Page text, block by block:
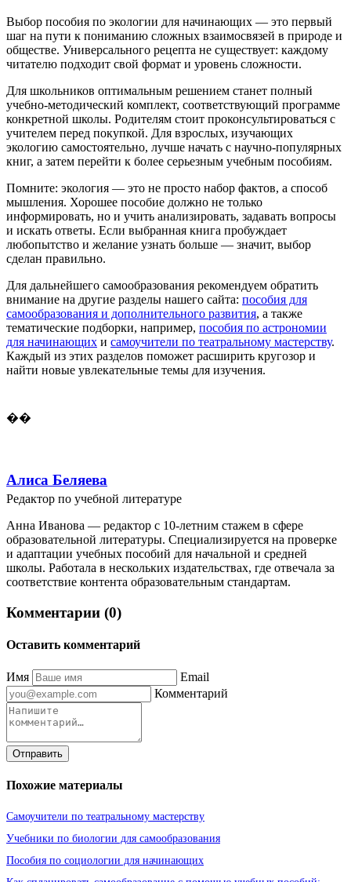
Выбор пособия по экологии для начинающих — это первый
шаг на пути к пониманию сложных взаимосвязей в природе и
обществе. Универсального рецепта не существует: каждому
читателю подходит свой формат и уровень сложности.
Для школьников оптимальным решением станет полный
учебно-методический комплект, соответствующий программе
конкретной школы. Родителям стоит проконсультироваться с
учителем перед покупкой. Для взрослых, изучающих
экологию самостоятельно, лучше начать с научно-популярных
книг, а затем перейти к более серьезным учебным пособиям.
Помните: экология — это не просто набор фактов, а способ
мышления. Хорошее пособие должно не только
информировать, но и учить анализировать, задавать вопросы
и искать ответы. Если выбранная книга пробуждает
любопытство и желание узнать больше — значит, выбор
сделан правильно.
Для дальнейшего самообразования рекомендуем обратить
внимание на другие разделы нашего сайта: пособия для
самообразования и дополнительного развития, а также
тематические подборки, например, пособия по астрономии
для начинающих и самоучители по театральному мастерству.
Каждый из этих разделов поможет расширить кругозор и
найти новые увлекательные темы для изучения.
��
Алиса Беляева
Редактор по учебной литературе
Анна Иванова — редактор с 10-летним стажем в сфере
образовательной литературы. Специализируется на проверке
и адаптации учебных пособий для начальной и средней
школы. Работала в нескольких издательствах, где отвечала за
соответствие контента образовательным стандартам.
Комментарии (0)
Оставить комментарий
Имя
Email
Комментарий
Отправить
Похожие материалы
Самоучители по театральному мастерству
Учебники по биологии для самообразования
Пособия по социологии для начинающих